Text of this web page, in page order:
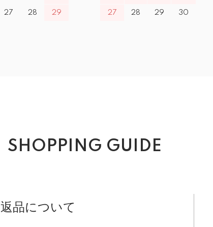
27 28 29 27 28 29 30
SHOPPING GUIDE
返品について